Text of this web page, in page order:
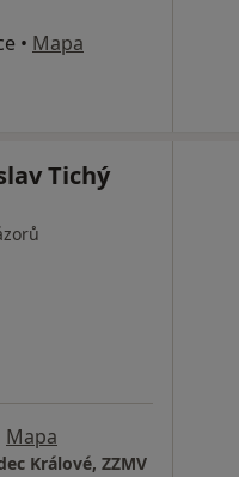
• Mapa
Tichý
Mapa
Králové, ZZMV